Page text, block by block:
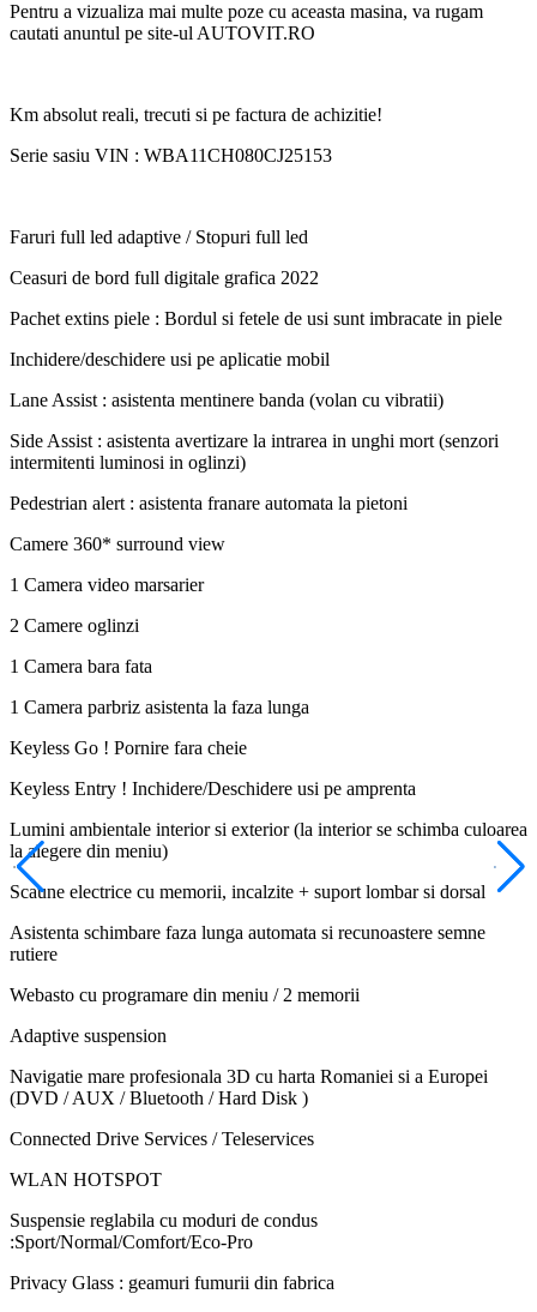
Pentru a vizualiza mai multe poze cu aceasta masina, va rugam
cautati anuntul pe site-ul AUTOVIT.RO
Km absolut reali, trecuti si pe factura de achizitie!
Serie sasiu VIN : WBA11CH080CJ25153
Faruri full led adaptive / Stopuri full led
Ceasuri de bord full digitale grafica 2022
Pachet extins piele : Bordul si fetele de usi sunt imbracate in piele
Inchidere/deschidere usi pe aplicatie mobil
Lane Assist : asistenta mentinere banda (volan cu vibratii)
Side Assist : asistenta avertizare la intrarea in unghi mort (senzori
intermitenti luminosi in oglinzi)
Pedestrian alert : asistenta franare automata la pietoni
Camere 360* surround view
1 Camera video marsarier
2 Camere oglinzi
1 Camera bara fata
1 Camera parbriz asistenta la faza lunga
Keyless Go ! Pornire fara cheie
Keyless Entry ! Inchidere/Deschidere usi pe amprenta
Lumini ambientale interior si exterior (la interior se schimba culoarea
la alegere din meniu)
Scaune electrice cu memorii, incalzite + suport lombar si dorsal
Asistenta schimbare faza lunga automata si recunoastere semne
rutiere
Webasto cu programare din meniu / 2 memorii
Adaptive suspension
Navigatie mare profesionala 3D cu harta Romaniei si a Europei
(DVD / AUX / Bluetooth / Hard Disk )
Connected Drive Services / Teleservices
WLAN HOTSPOT
Suspensie reglabila cu moduri de condus
:Sport/Normal/Comfort/Eco-Pro
Privacy Glass : geamuri fumurii din fabrica